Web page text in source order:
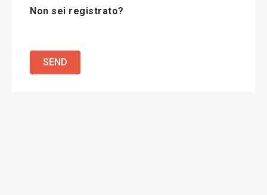
Non sei registrato?